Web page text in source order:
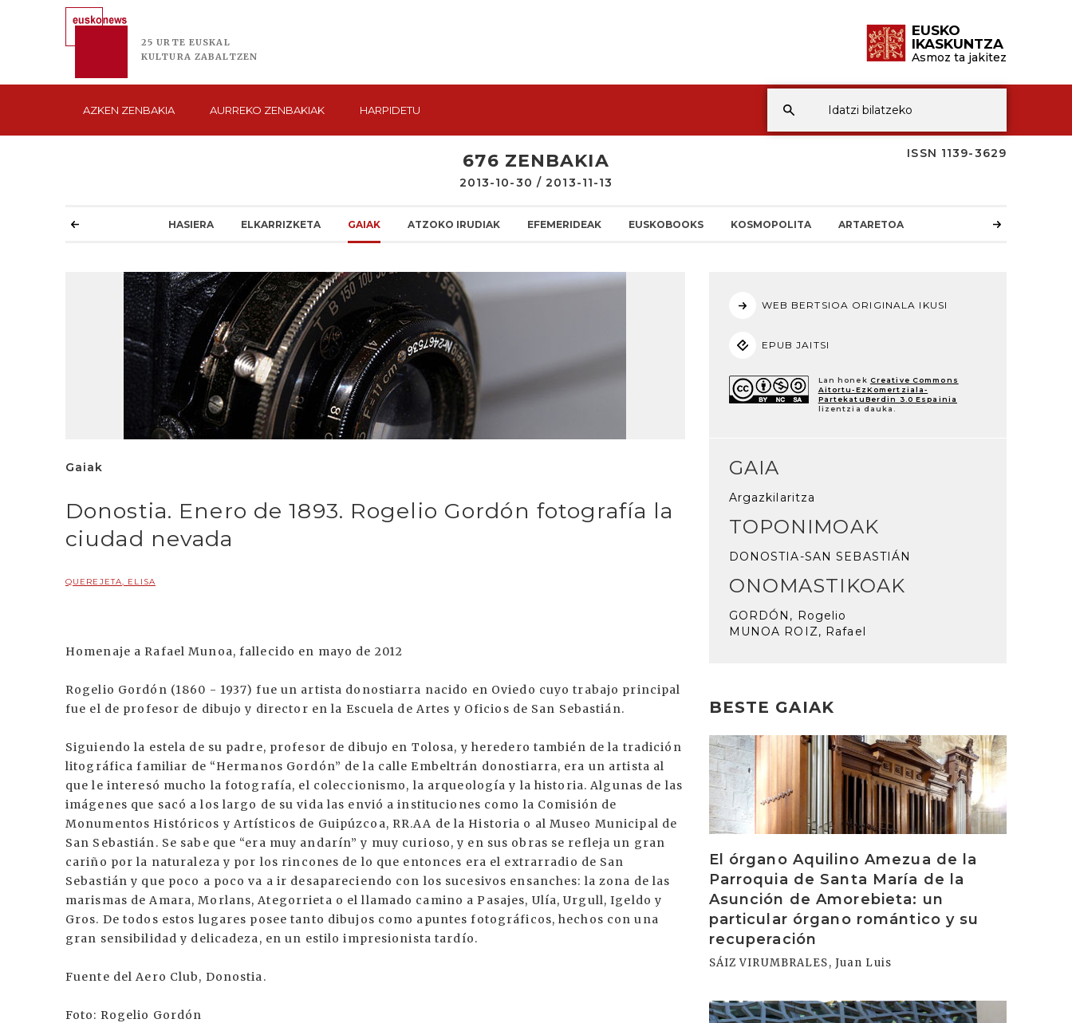
25 URTE EUSKAL
KULTURA ZABALTZEN
EUSKO
IKASKUNTZA
Asmoz ta jakitez
AZKEN ZENBAKIA AURREKO ZENBAKIAK HARPIDETU
ISSN 1139-3629
676 ZENBAKIA
2013-10-30 / 2013-11-13
HASIERA ELKARRIZKETA GAIAK ATZOKO IRUDIAK EFEMERIDEAK EUSKOBOOKS KOSMOPOLITA ARTARETOA
Gaiak
Donostia. Enero de 1893. Rogelio Gordón fotografía la
ciudad nevada
QUEREJETA, ELISA
Homenaje a Rafael Munoa, fallecido en mayo de 2012
Rogelio Gordón (1860 - 1937) fue un artista donostiarra nacido en Oviedo cuyo trabajo principal
fue el de profesor de dibujo y director en la Escuela de Artes y Oficios de San Sebastián.
Siguiendo la estela de su padre, profesor de dibujo en Tolosa, y heredero también de la tradición
litográfica familiar de “Hermanos Gordón” de la calle Embeltrán donostiarra, era un artista al
que le interesó mucho la fotografía, el coleccionismo, la arqueología y la historia. Algunas de las
imágenes que sacó a los largo de su vida las envió a instituciones como la Comisión de
Monumentos Históricos y Artísticos de Guipúzcoa, RR.AA de la Historia o al Museo Municipal de
San Sebastián. Se sabe que “era muy andarín” y muy curioso, y en sus obras se refleja un gran
cariño por la naturaleza y por los rincones de lo que entonces era el extrarradio de San
Sebastián y que poco a poco va a ir desapareciendo con los sucesivos ensanches: la zona de las
marismas de Amara, Morlans, Ategorrieta o el llamado camino a Pasajes, Ulía, Urgull, Igeldo y
Gros. De todos estos lugares posee tanto dibujos como apuntes fotográficos, hechos con una
gran sensibilidad y delicadeza, en un estilo impresionista tardío.
Fuente del Aero Club, Donostia.
Foto: Rogelio Gordón
WEB BERTSIOA ORIGINALA IKUSI
EPUB JAITSI
Lan honek Creative Commons
Aitortu-EzKomertziala-
PartekatuBerdin 3.0 Espainia
lizentzia dauka.
GAIA
Argazkilaritza
TOPONIMOAK
DONOSTIA-SAN SEBASTIÁN
ONOMASTIKOAK
GORDÓN, Rogelio
MUNOA ROIZ, Rafael
BESTE GAIAK
El órgano Aquilino Amezua de la
Parroquia de Santa María de la
Asunción de Amorebieta: un
particular órgano romántico y su
recuperación
SÁIZ VIRUMBRALES, Juan Luis
Irakurri
Irakurri